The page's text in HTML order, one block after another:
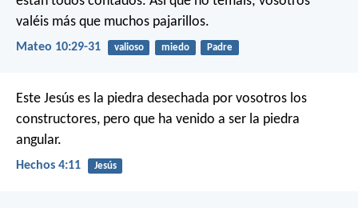
valéis más que muchos pajarillos.
Mateo 10:29-31 valioso miedo Padre
Este Jesús es la piedra desechada por vosotros los
constructores, pero que ha venido a ser la piedra
angular.
Hechos 4:11 Jesús